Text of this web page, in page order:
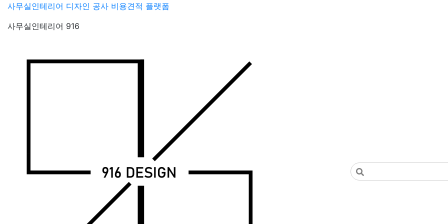
Skip
content
사무실인테리어 디자인 공사 비용견적 플랫폼
사무실인테리어 916